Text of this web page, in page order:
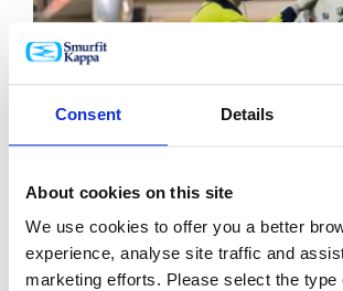
Consent Details
About cookies on this site
We use cookies to offer you a better
experience, analyse site traffic and
marketing efforts. Please select the
Objetivos y Logros